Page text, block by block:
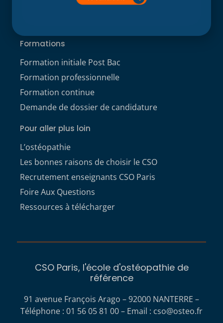
Formations
Formation initiale Post Bac
Formation professionnelle
Formation continue
Demande de dossier de candidature
Pour aller plus loin
L’ostéopathie
Les bonnes raisons de choisir le CSO
Recrutement enseignants CSO Paris
Foire Aux Questions
Ressources à télécharger
CSO Paris, l'école d'ostéopathie de
référence
91 avenue François Arago – 92000 NANTERRE –
Téléphone : 01 56 05 81 00 – Email : cso@osteo.fr